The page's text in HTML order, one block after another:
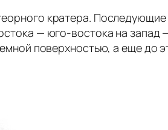
кратера.
— юго-востока на
поверхностью, а еще до